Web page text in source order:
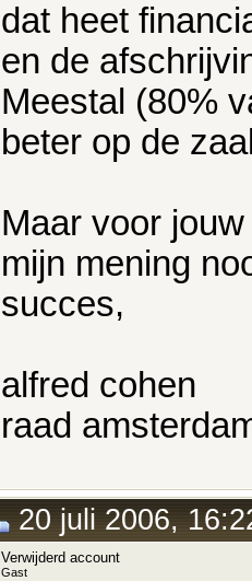
dat heet
en de
Meestal (80%
beter op de
Maar voor
mijn mening
succes,
alfred cohen
raad
20 juli 2006,
Verwijderd account
Gast